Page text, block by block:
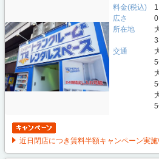
料金(税込)
広さ
所在地
交通
近日閉店につき賃料半額キャンペーン実施